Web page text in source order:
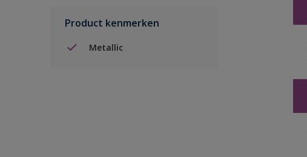
Product kenmerken
Metallic